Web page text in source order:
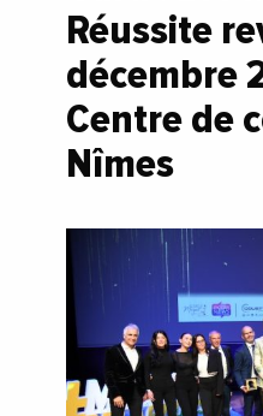
Réussite
décembre
Centre de
Nîmes